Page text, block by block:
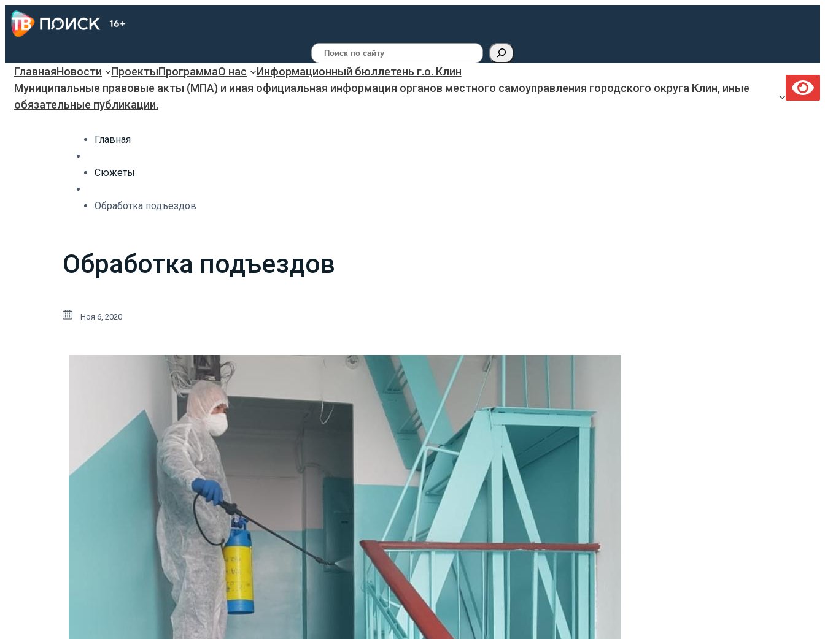
Поиск
ГлавнаяНовости ПроектыПрограммаО нас
Информационный бюллетень г.о. Клин
Муниципальные правовые акты (МПА) и иная официальная информация органов местного самоуправления городского округа Клин, иные
обязательные публикации.
Главная
Сюжеты
Обработка подъездов
Обработка подъездов
Ноя 6, 2020